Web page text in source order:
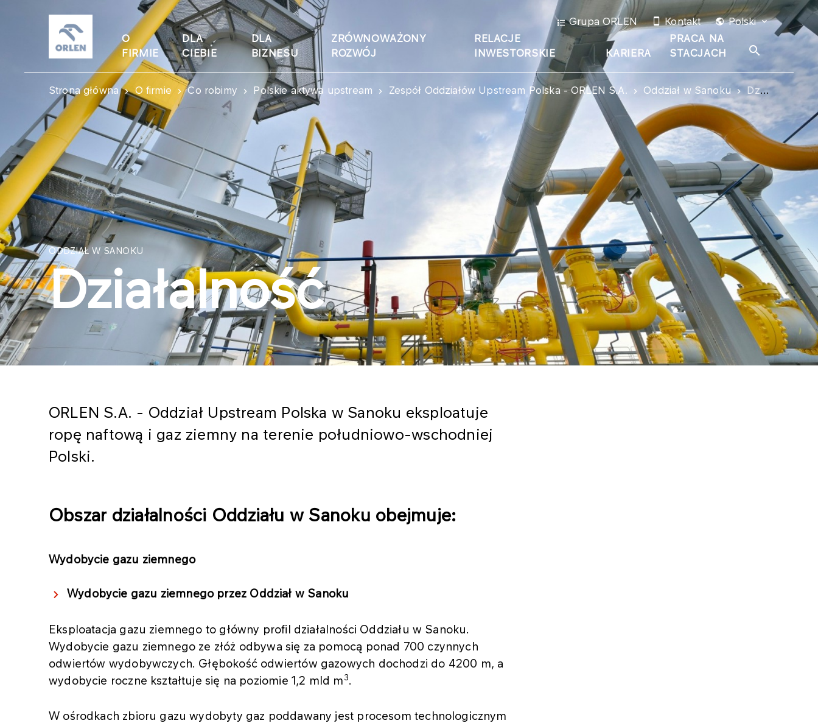
O
FIRMIE
DLA
CIEBIE
DLA
BIZNESU
ZRÓWNOWAŻONY
ROZWÓJ
RELACJE
INWESTORSKIE
KARIERA
PRACA NA
STACJACH
Grupa ORLEN Kontakt Polski
Strona główna O firmie Co robimy Polskie aktywa upstream Zespół Oddziałów Upstream Polska - ORLEN S.A. Oddział w Sanoku Działalność
ODDZIAŁ W SANOKU
Działalność
ORLEN S.A. - Oddział Upstream Polska w Sanoku eksploatuje
ropę naftową i gaz ziemny na terenie południowo-wschodniej
Polski.
Obszar działalności Oddziału w Sanoku obejmuje:
Wydobycie gazu ziemnego
Wydobycie gazu ziemnego przez Oddział w Sanoku
Eksploatacja gazu ziemnego to główny profil działalności Oddziału w Sanoku.
Wydobycie gazu ziemnego ze złóż odbywa się za pomocą ponad 700 czynnych
odwiertów wydobywczych. Głębokość odwiertów gazowych dochodzi do 4200 m, a
wydobycie roczne kształtuje się na poziomie 1,2 mld m 3.
W ośrodkach zbioru gazu wydobyty gaz poddawany jest procesom technologicznym